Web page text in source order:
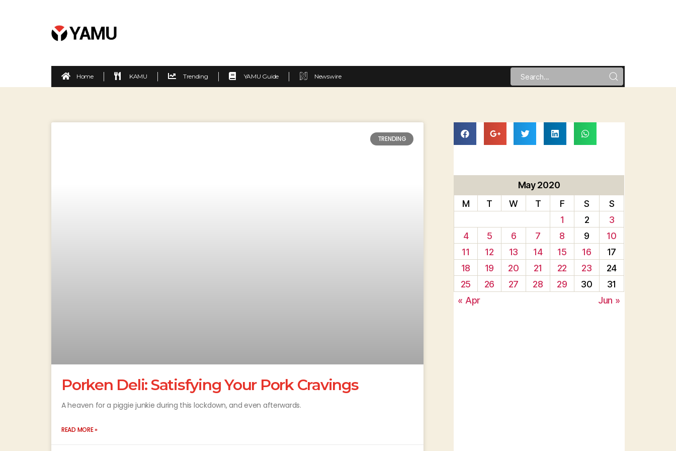
Home KAMU Trending YAMU Guide Newswire
TRENDING
Porken Deli: Satisfying Your Pork Cravings
A heaven for a piggie junkie during this lockdown, and even afterwards.
READ MORE »
May 2020
M
T W T F S
S
1
2
3
4
5 6 7 8 9
10
11
12 13 14 15 16
17
18
19 20 21 22 23
24
25
26 27 28 29 30
31
« Apr
Jun »